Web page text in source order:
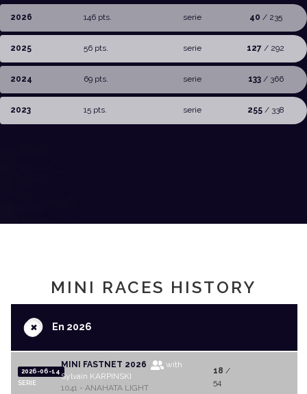
2026 146 pts. serie 40 / 235
2025 56 pts. serie 127 / 292
2024 69 pts. serie 133/ 366
2023 15 pts. serie 255/ 338
MINI RACES HISTORY
+En 2026
2026-06-14
SERIE
MINI FASTNET 2026
with
Sylvain KARPINSKI
1041 - ANAHATA LIGHT
18 /
54